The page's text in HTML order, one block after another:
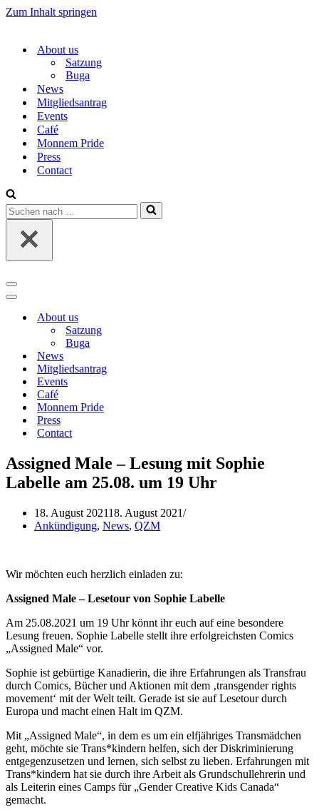
Zum Inhalt springen
About us
Satzung
Buga
News
Mitgliedsantrag
Events
Café
Monnem Pride
Press
Contact
Suchen
nach …
Navigations-
Menü
Navigations-
About us
Satzung
Buga
News
Mitgliedsantrag
Events
Café
Monnem Pride
Press
Contact
Assigned Male – Lesung mit Sophie
Labelle am 25.08. um 19 Uhr
18. August 202118. August 2021
Ankündigung, News, QZM
Wir möchten euch herzlich einladen zu:
Assigned Male – Lesetour von Sophie Labelle
Am 25.08.2021 um 19 Uhr könnt ihr euch auf eine besondere
Lesung freuen. Sophie Labelle stellt ihre erfolgreichsten Comics
„Assigned Male“ vor.
Sophie ist gebürtige Kanadierin, die ihre Erfahrungen als Transfrau
durch Comics, Bücher und Aktionen mit dem ‚transgender rights
movement‘ mit der Welt teilt. Gerade ist sie auf Lesetour durch
Europa und macht einen Halt im QZM.
Mit „Assigned Male“, in dem es um ein elfjähriges Transmädchen
geht, möchte sie Trans*kindern helfen, sich der Diskriminierung
entgegenzusetzen und lernen, sich selbst zu lieben. Erfahrungen mit
Trans*kindern hat sie durch ihre Arbeit als Grundschullehrerin und
als Leiterin eines Camps für „Gender Creative Kids Canada“
gemacht.